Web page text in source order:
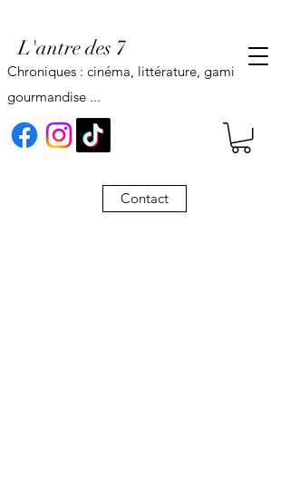
L'antre des 7
Contact
Chroniques : cinéma, littérature, gaming,
gourmandise ...